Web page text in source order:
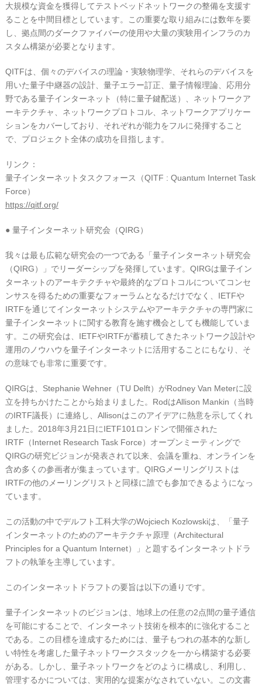
大規模な資金を獲得してテストベッドネットワークの整備を支援す
ることを中間目標としています。この重要な取り組みには数年を要
し、拠点間のダークファイバーの使用や大量の実験用インフラのカ
スタム構築が必要となります。
QITFは、個々のデバイスの理論・実験物理学、それらのデバイスを
用いた量子中継器の設計、量子エラー訂正、量子情報理論、応用分
野である量子インターネット（特に量子鍵配送）、ネットワークア
ーキテクチャ、ネットワークプロトコル、ネットワークアプリケー
ションをカバーしており、それぞれが能力をフルに発揮すること
で、プロジェクト全体の成功を目指します。
リンク：
量子インターネットタスクフォース（QITF : Quantum Internet Task
Force）
https://qitf.org/
● 量子インターネット研究会（QIRG）
我々は最も広範な研究会の一つである「量子インターネット研究会
（QIRG）」でリーダーシップを発揮しています。QIRGは量子イン
ターネットのアーキテクチャや最終的なプロトコルについてコンセ
ンサスを得るための重要なフォーラムとなるだけでなく、IETFや
IRTFを通じてインターネットシステムやアーキテクチャの専門家に
量子インターネットに関する教育を施す機会としても機能していま
す。この研究会は、IETFやIRTFが蓄積してきたネットワーク設計や
運用のノウハウを量子インターネットに活用することにもなり、そ
の意味でも非常に重要です。
QIRGは、Stephanie Wehner（TU Delft）がRodney Van Meterに設
立を持ちかけたことから始まりました。RodはAllison Mankin（当時
のIRTF議長）に連絡し、Allisonはこのアイデアに熱意を示してくれ
ました。2018年3月21日にIETF101ロンドンで開催された
IRTF（Internet Research Task Force）オープンミーティングで
QIRGの研究ビジョンが発表されて以来、会議を重ね、オンラインを
含め多くの参画者が集まっています。QIRGメーリングリストは
IRTFの他のメーリングリストと同様に誰でも参加できるようになっ
ています。
この活動の中でデルフト工科大学のWojciech Kozlowskiは、「量子
インターネットのためのアーキテクチャ原理（Architectural
Principles for a Quantum Internet）」と題するインターネットドラ
フトの執筆を主導しています。
このインターネットドラフトの要旨は以下の通りです。
量子インターネットのビジョンは、地球上の任意の2点間の量子通信
を可能にすることで、インターネット技術を根本的に強化すること
である。この目標を達成するためには、量子もつれの基本的な新し
い特性を考慮した量子ネットワークスタックを一から構築する必要
がある。しかし、量子ネットワークをどのように構成し、利用し、
管理するかについては、実用的な提案がなされていない。この文書